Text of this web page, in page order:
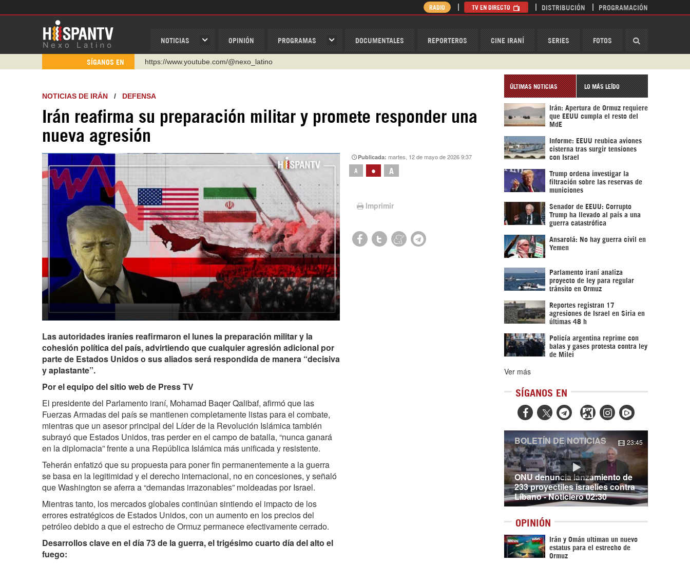
NOTICIAS OPINIÓN PROGRAMAS DOCUMENTALES REPORTEROS CINE IRANÍ SERIES FOTOS
RADIO TV EN DIRECTO DISTRIBUCIÓN PROGRAMACIÓN
SÍGANOS EN
https://www.youtube.com/@nexo_latino
https://t.me/hispantvcanal
https://urmedium.com/c/hispantv
WhatsApp y Viber: +98 921 79 29 404
https://www.facebook.com/Nexolatino.Canal
NOTICIAS DE IRÁN / DEFENSA
Irán reafirma su preparación militar y promete responder una
nueva agresión
Publicada:martes, 12 de mayo de 2026 9:37
A • A
Imprimir
Las autoridades iraníes reafirmaron el lunes la preparación militar y la
cohesión política del país, advirtiendo que cualquier agresión adicional por
parte de Estados Unidos o sus aliados será respondida de manera “decisiva
y aplastante”.
Por el equipo del sitio web de Press TV
El presidente del Parlamento iraní, Mohamad Baqer Qalibaf, afirmó que las
Fuerzas Armadas del país se mantienen completamente listas para el combate,
mientras que un asesor principal del Líder de la Revolución Islámica también
subrayó que Estados Unidos, tras perder en el campo de batalla, “nunca ganará
en la diplomacia” frente a una República Islámica más unificada y resistente.
Teherán enfatizó que su propuesta para poner fin permanentemente a la guerra
se basa en la legitimidad y el derecho internacional, no en concesiones, y señaló
que Washington se aferra a “demandas irrazonables” moldeadas por Israel.
Mientras tanto, los mercados globales continúan sintiendo el impacto de los
errores estratégicos de Estados Unidos, con un aumento en los precios del
petróleo debido a que el estrecho de Ormuz permanece efectivamente cerrado.
Desarrollos clave en el día 73 de la guerra, el trigésimo cuarto día del alto el
fuego:
ÚLTIMAS NOTICIAS LO MÁS LEÍDO
Irán: Apertura de Ormuz requiere
que EEUU cumpla el resto del
MdE
Informe: EEUU reubica aviones
cisterna tras surgir tensiones
con Israel
Trump ordena investigar la
filtración sobre las reservas de
municiones
Senador de EEUU: Corrupto
Trump ha llevado al país a una
guerra catastrófica
Ansarolá: No hay guerra civil en
Yemen
Parlamento iraní analiza
proyecto de ley para regular
tránsito en Ormuz
Reportes registran 17
agresiones de Israel en Siria en
últimas 48 h
Policía argentina reprime con
balas y gases protesta contra ley
de Milei
Ver más
SÍGANOS EN
  
ONU denuncia lanzamiento de
233 proyectiles israelíes contra
Líbano - Noticiero 02:30
BOLETÍN DE NOTICIAS 23:45
OPINIÓN
Irán y Omán ultiman un nuevo
estatus para el estrecho de
Ormuz